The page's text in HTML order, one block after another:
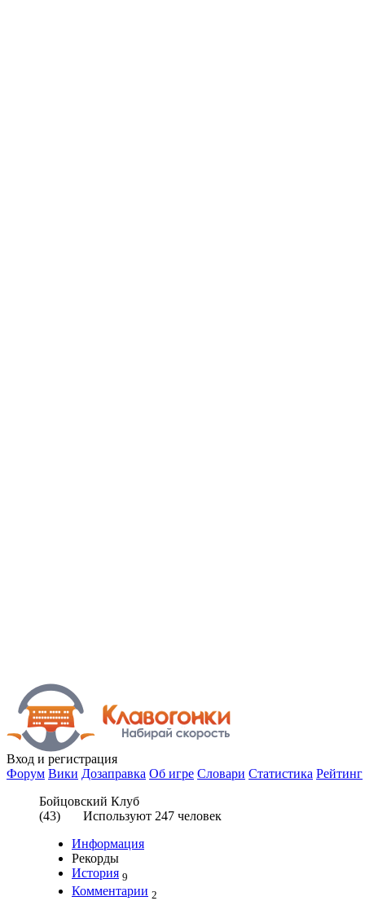
Вход и регистрация
Форум Вики Дозаправка Об игре Словари Статистика Рейтинг
Бойцовский Клуб
(43) Используют 247 человек
Информация
Рекорды
История 9
Комментарии 2